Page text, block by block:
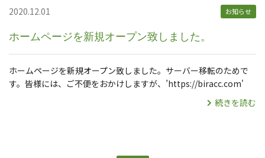
ホームページを新規オープン致しました。
2020.12.01 お知らせ
ホームページを新規オープン致しました。サーバー移転のためで
す。皆様には、ご不便をおかけしますが、’https://biracc.com'
続きを読む